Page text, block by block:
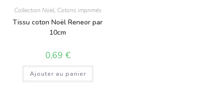
Collection Noël, Cotons imprimés
Tissu coton Noël Reneor par
10cm
0,69 €
Ajouter au panier